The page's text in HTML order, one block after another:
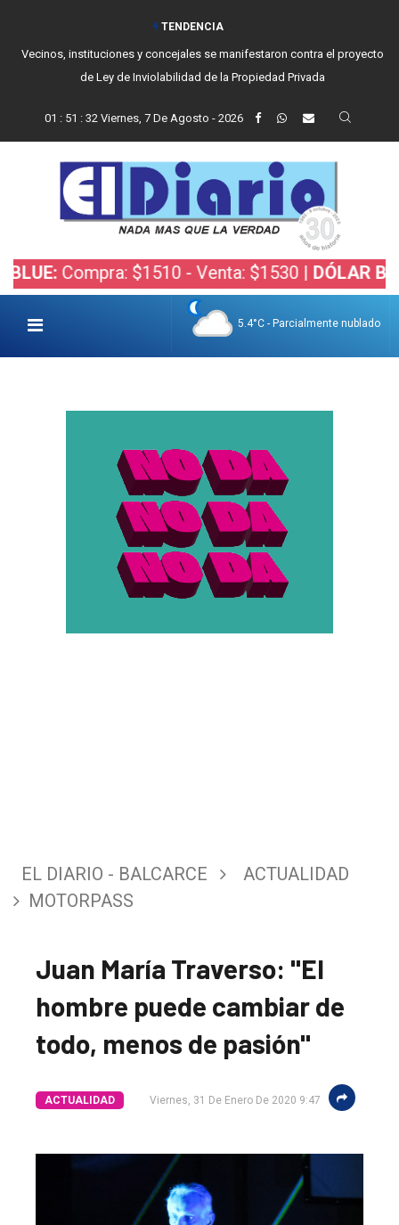
TENDENCIA
Vecinos, instituciones y concejales se manifestaron contra el proyecto
de Ley de Inviolabilidad de la Propiedad Privada
01 : 51 : 33 Viernes, 7 De Agosto - 2026
$1510 - Venta: $1530 |DÓLAR BOLSA:
5.4°C - Parcialmente nublado
EL DIARIO - BALCARCE
ACTUALIDAD
MOTORPASS
Juan María Traverso: "El
hombre puede cambiar de
todo, menos de pasión"
ACTUALIDAD Viernes, 31 De Enero De 2020 9:47